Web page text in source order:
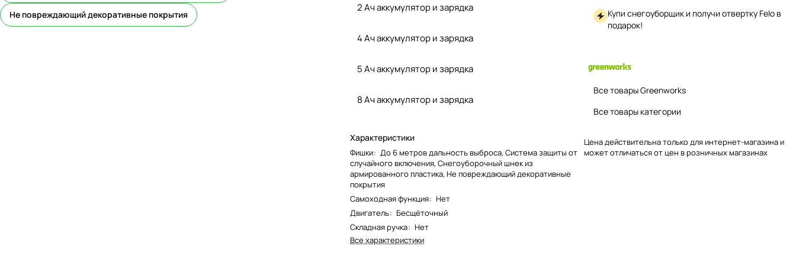
Не повреждающий декоративные покрытия
2 Ач аккумулятор и зарядка
4 Ач аккумулятор и зарядка
5 Ач аккумулятор и зарядка
8 Ач аккумулятор и зарядка
Характеристики
Фишки: До 6 метров дальность выброса, Система защиты от
случайного включения, Снегоуборочный шнек из
армированного пластика, Не повреждающий декоративные
покрытия
Самоходная функция: Нет
Двигатель: Бесщёточный
Складная ручка: Нет
Все характеристики
Купи снегоуборщик и получи отвертку Felo в
подарок!
Все товары Greenworks
Все товары категории
Цена действительна только для интернет-магазина и
может отличаться от цен в розничных магазинах